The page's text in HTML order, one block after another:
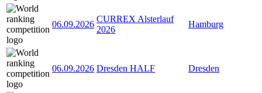
06.09.2026
CURREX Alsterlauf
2026
Hamburg
06.09.2026 Dresden HALF Dresden